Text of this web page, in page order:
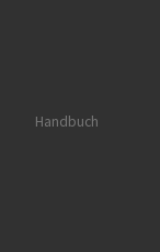
Handbuch